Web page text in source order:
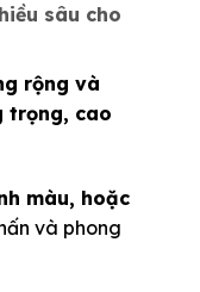
sâu cho
rộng và
trọng, cao
màu, hoặc
và phong